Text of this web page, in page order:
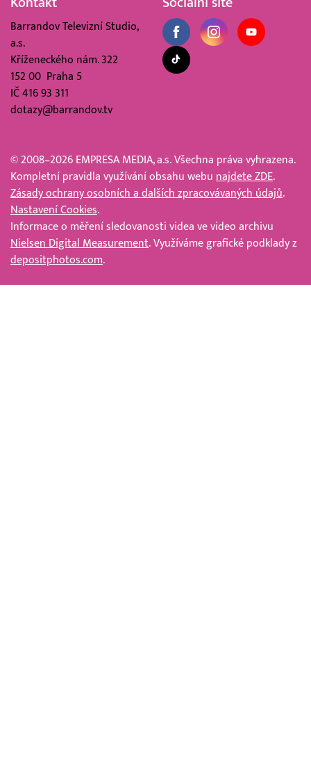
Barrandov Televizní Studio,
a.s.
Kříženeckého nám. 322
152 00 Praha 5
IČ 416 93 311
dotazy@barrandov.tv
© 2008–2026 EMPRESA MEDIA, a.s. Všechna práva vyhrazena.
Kompletní pravidla využívání obsahu webu najdete ZDE.
Zásady ochrany osobních a dalších zpracovávaných údajů.
Nastavení Cookies.
Informace o měření sledovanosti videa ve video archivu
Nielsen Digital Measurement. Využíváme grafické podklady z
depositphotos.com.